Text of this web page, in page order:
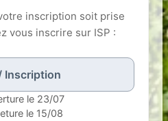
inscription soit prise
vous inscrire sur ISP :
Inscription
le 23/07
le 15/08